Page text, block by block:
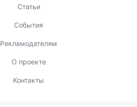
Статьи
События
Рекламодателям
О проекте
Контакты